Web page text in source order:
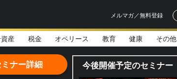
メルマガ／無料登録
産 税金 オペリース 教育 健康 その他
ミナー詳細 今後開催予定のセミナー